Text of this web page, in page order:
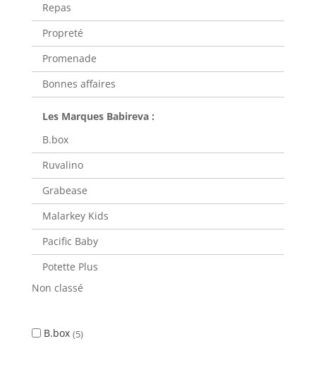
Repas
Propreté
Promenade
Bonnes affaires
B.box
Ruvalino
Grabease
Malarkey Kids
Pacific Baby
Potette Plus
Non classé
B.box 5